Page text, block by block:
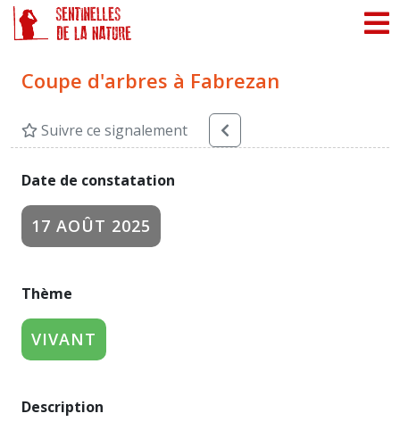
Coupe d'arbres à Fabrezan
Suivre ce signalement
Date de constatation
17 AOÛT 2025
Thème
VIVANT
Description
Panneau de gestion des cookies